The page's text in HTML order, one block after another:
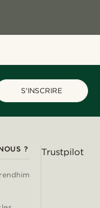
S'INSCRIRE
? Trustpilot